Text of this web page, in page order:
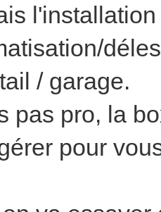
/ garage.
pas pro, la
pour